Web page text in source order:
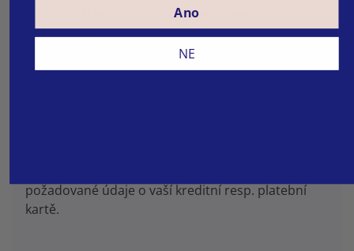
doručí. Náklady na doručení jsou uvedeny v
objednávce.
požadované údaje o vaší kreditní resp. platební
kartě.
Ano
NE